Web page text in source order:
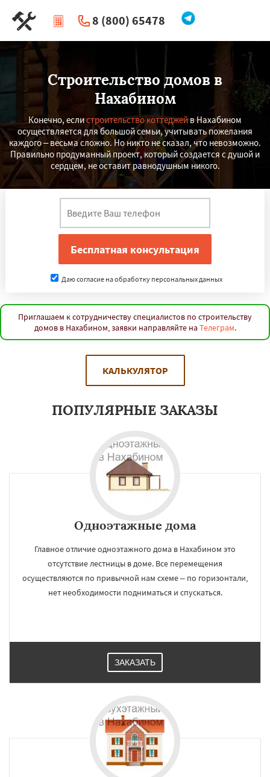
8 (800) 65478
| Перезвоните мне
Строительство домов в
Нахабином
Конечно, еслистроительство коттеджейв Нахабином
осуществляется для большой семьи, учитывать пожелания
каждого – весьма сложно. Но никто не сказал, что невозможно.
Правильно продуманный проект, который создается с душой и
сердцем, не оставит равнодушным никого.
Даю согласие на обработку персональных данных
Приглашаем к сотрудничеству специалистов по строительству
домов в Нахабином, заявки направляйте на Телеграм.
КАЛЬКУЛЯТОР
ПОПУЛЯРНЫЕ ЗАКАЗЫ
Одноэтажные дома
Главное отличие одноэтажного дома в Нахабином это
отсутствие лестницы в доме. Все перемещения
осуществляются по привычной нам схеме – по горизонтали,
нет необходимости подниматься и спускаться.
ЗАКАЗАТЬ